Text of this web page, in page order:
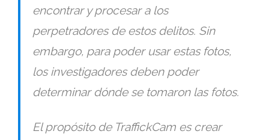
encontrar y procesar a los
perpetradores de estos delitos. Sin
embargo, para poder usar estas fotos,
los investigadores deben poder
determinar dónde se tomaron las fotos.
El propósito de TraffickCam es crear